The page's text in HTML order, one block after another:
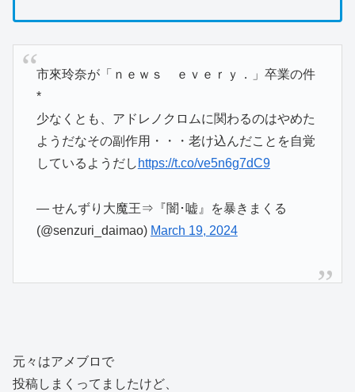
市來玲奈が「ｎｅｗｓ ｅｖｅｒｙ．」卒業の件
*
少なくとも、アドレノクロムに関わるのはやめた
ようだなその副作用・・・老け込んだことを自覚
しているようだし https://t.co/ve5n6g7dC9
— せんずり大魔王⇒『闇･嘘』を暴きまくる
(@senzuri_daimao) March 19, 2024
元々はアメブロで
投稿しまくってましたけど、